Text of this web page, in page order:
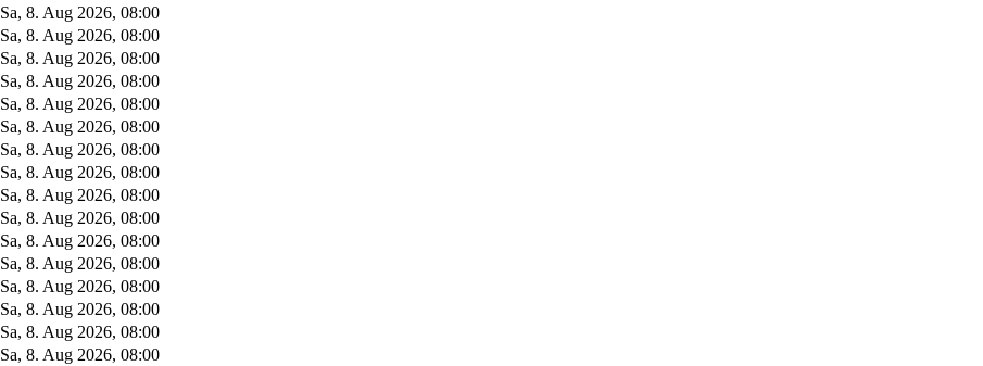
Sa, 8. Aug 2026, 08:00
Sa, 8. Aug 2026, 08:00
Sa, 8. Aug 2026, 08:00
Sa, 8. Aug 2026, 08:00
Sa, 8. Aug 2026, 08:00
Sa, 8. Aug 2026, 08:00
Sa, 8. Aug 2026, 08:00
Sa, 8. Aug 2026, 08:00
Sa, 8. Aug 2026, 08:00
Sa, 8. Aug 2026, 08:00
Sa, 8. Aug 2026, 08:00
Sa, 8. Aug 2026, 08:00
Sa, 8. Aug 2026, 08:00
Sa, 8. Aug 2026, 08:00
Sa, 8. Aug 2026, 08:00
Sa, 8. Aug 2026, 08:00